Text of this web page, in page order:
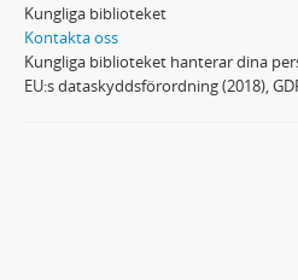
Kungliga biblioteket
Kontakta oss
Kungliga biblioteket hanterar dina
EU:s dataskyddsförordning (2018),